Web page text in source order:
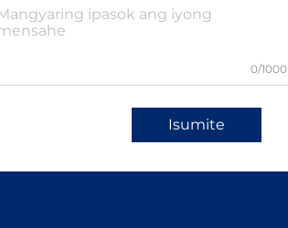
0/1000
Isumite